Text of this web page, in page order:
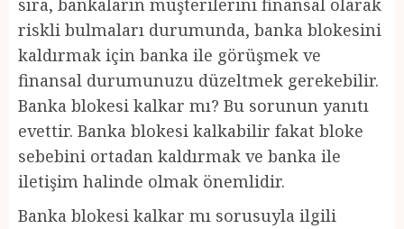
sıra, bankaların müşterilerini finansal olarak
riskli bulmaları durumunda, banka blokesini
kaldırmak için banka ile görüşmek ve
finansal durumunuzu düzeltmek gerekebilir.
Banka blokesi kalkar mı? Bu sorunun yanıtı
evettir. Banka blokesi kalkabilir fakat bloke
sebebini ortadan kaldırmak ve banka ile
iletişim halinde olmak önemlidir.
Banka blokesi kalkar mı sorusuyla ilgili